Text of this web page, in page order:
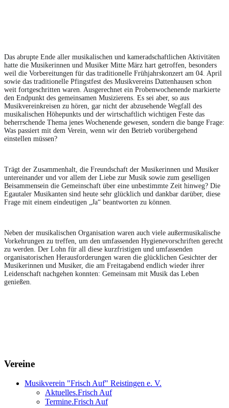
Das abrupte Ende aller musikalischen und kameradschaftlichen Aktivitäten
hatte die Musikerinnen und Musiker Mitte März hart getroffen, besonders
weil die Vorbereitungen für das traditionelle Frühjahrskonzert am 04. April
sowie das traditionelle Pfingstfest des Musikvereins Dattenhausen schon
weit fortgeschritten waren. Ausgerechnet ein Probenwochenende markierte
den Endpunkt des gemeinsamen Musizierens. Es sei aber, so aus
Musikvereinkreisen zu hören, gar nicht der abzusehende Wegfall des
musikalischen Höhepunkts und der wirtschaftlich wichtigen Feste das
beherrschende Thema jenes Wochenende gewesen, sondern die bange Frage:
Was passiert mit dem Verein, wenn wir den Betrieb vorübergehend
einstellen müssen?
Trägt der Zusammenhalt, die Freundschaft der Musikerinnen und Musiker
untereinander und vor allem der Liebe zur Musik sowie zum geselligen
Beisammensein die Gemeinschaft über eine unbestimmte Zeit hinweg? Die
Egautaler Musikanten sind heute sehr glücklich und dankbar darüber, diese
Frage mit einem eindeutigen „Ja“ beantworten zu können.
Neben der musikalischen Organisation waren auch viele außermusikalische
Vorkehrungen zu treffen, um den umfassenden Hygienevorschriften gerecht
zu werden. Der Lohn für all diese kurzfristigen und umfassenden
organisatorischen Herausforderungen waren die glücklichen Gesichter der
Musikerinnen und Musiker, die am Freitagabend endlich wieder ihrer
Leidenschaft nachgehen konnten: Gemeinsam mit Musik das Leben
genießen.
Vereine
Musikverein "Frisch Auf" Reistingen e. V.
Aktuelles.Frisch Auf
Termine.Frisch Auf